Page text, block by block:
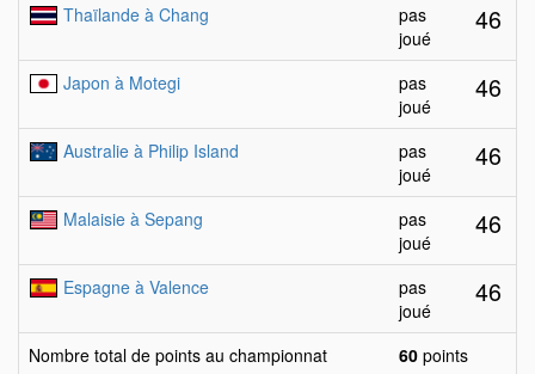
Thaïlande à Chang
pas
joué
46
Japon à Motegi
pas
joué
46
Australie à Philip Island
pas
joué
46
Malaisie à Sepang
pas
joué
46
Espagne à Valence
pas
joué
46
Nombre total de points au championnat 60 points